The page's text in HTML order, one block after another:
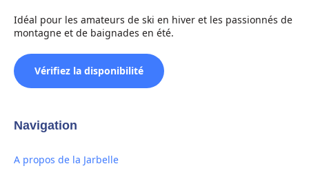
Idéal pour les amateurs de ski en hiver et les passionnés de
montagne et de baignades en été.
Vérifiez la disponibilité
Navigation
A propos de la Jarbelle